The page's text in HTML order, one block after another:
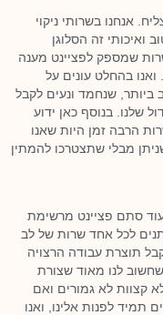
בשרותי ניקוי
זה הסלוגן
לפציינט מענה
בהחלט עונים על
שנחמד ונעים לקבל
בנוסף כאן ידוע
זמן היות שאנו
מבלי שתצטרכו להמתין
סתם פציינט מרשימת
לכל אחד שרות של לב
עבודה הרצויה
לנו מאוד שצורת
לא גמורים ואם
לפנות אלינו, ואנו